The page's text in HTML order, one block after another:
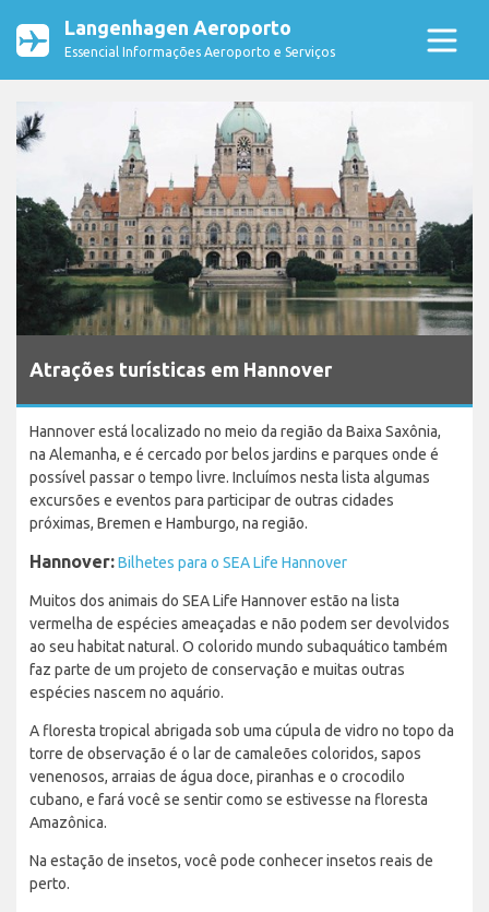
Langenhagen Aeroporto
Essencial Informações Aeroporto e Serviços
Atrações turísticas em Hannover
Hannover está localizado no meio da região da Baixa Saxônia,
na Alemanha, e é cercado por belos jardins e parques onde é
possível passar o tempo livre. Incluímos nesta lista algumas
excursões e eventos para participar de outras cidades
próximas, Bremen e Hamburgo, na região.
Hannover:Bilhetes para o SEA Life Hannover
Muitos dos animais do SEA Life Hannover estão na lista
vermelha de espécies ameaçadas e não podem ser devolvidos
ao seu habitat natural. O colorido mundo subaquático também
faz parte de um projeto de conservação e muitas outras
espécies nascem no aquário.
A floresta tropical abrigada sob uma cúpula de vidro no topo da
torre de observação é o lar de camaleões coloridos, sapos
venenosos, arraias de água doce, piranhas e o crocodilo
cubano, e fará você se sentir como se estivesse na floresta
Amazônica.
Na estação de insetos, você pode conhecer insetos reais de
perto.